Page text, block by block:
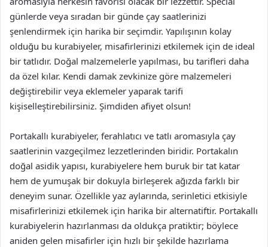
günlerde veya sıradan bir günde çay saatlerinizi
şenlendirmek için harika bir seçimdir. Yapılışının kolay
olduğu bu kurabiyeler, misafirlerinizi etkilemek için de ideal
bir tatlıdır. Doğal malzemelerle yapılması, bu tarifleri daha
da özel kılar. Kendi damak zevkinize göre malzemeleri
değiştirebilir veya eklemeler yaparak tarifi
kişiselleştirebilirsiniz. Şimdiden afiyet olsun!
Portakallı kurabiyeler, ferahlatıcı ve tatlı aromasıyla çay
saatlerinin vazgeçilmez lezzetlerinden biridir. Portakalın
doğal asidik yapısı, kurabiyelere hem buruk bir tat katar
hem de yumuşak bir dokuyla birleşerek ağızda farklı bir
deneyim sunar. Özellikle yaz aylarında, serinletici etkisiyle
misafirlerinizi etkilemek için harika bir alternatiftir. Portakallı
kurabiyelerin hazırlanması da oldukça pratiktir; böylece
aniden gelen misafirler için hızlı bir şekilde hazırlama